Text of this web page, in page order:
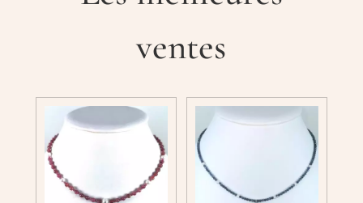
ventes